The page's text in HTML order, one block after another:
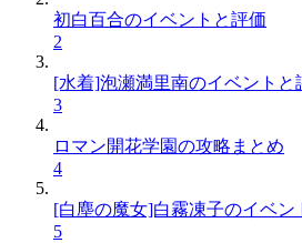
初白百合のイベントと評価
2
[水着]泡瀬満里南のイベントと
3
ロマン開花学園の攻略まとめ
4
[白塵の魔女]白霧凍子のイベン
5